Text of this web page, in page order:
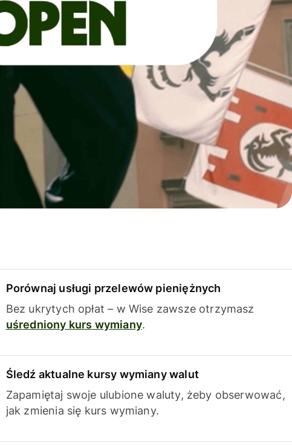
Porównaj usługi przelewów pieniężnych
Bez ukrytych opłat – w Wise zawsze otrzymasz
uśredniony kurs wymiany.
Śledź aktualne kursy wymiany walut
Zapamiętaj swoje ulubione waluty, żeby obserwować,
jak zmienia się kurs wymiany.